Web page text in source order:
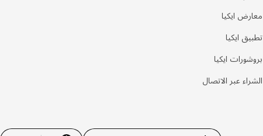
معارض ايكيا
تطبيق ايكيا
بروشورات ايكيا
الشراء عبر الاتصال